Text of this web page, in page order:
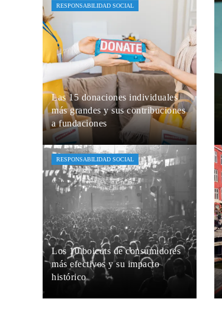
Las 15 donaciones individuales
más grandes y sus contribuciones
a fundaciones
Jaime B. Bruzual
RESPONSABILIDAD SOCIAL
Los 10 boicots de consumidores
más efectivos y su impacto
histórico
RESPONSABILIDAD SOCIAL